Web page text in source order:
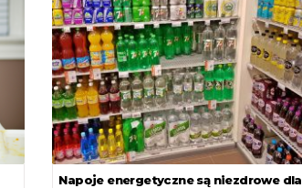
Napoje energetyczne są niezdrowe dla